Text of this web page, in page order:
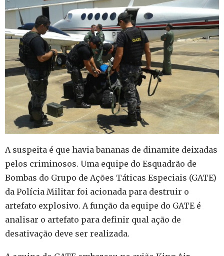
A suspeita é que havia bananas de dinamite deixadas
pelos criminosos. Uma equipe do Esquadrão de
Bombas do Grupo de Ações Táticas Especiais (GATE)
da Polícia Militar foi acionada para destruir o
artefato explosivo. A função da equipe do GATE é
analisar o artefato para definir qual ação de
desativação deve ser realizada.